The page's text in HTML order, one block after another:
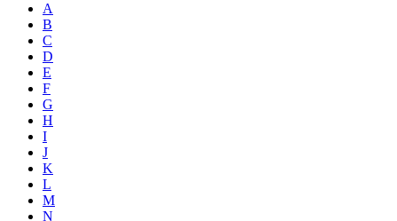
A
B
C
D
E
F
G
H
I
J
K
L
M
N